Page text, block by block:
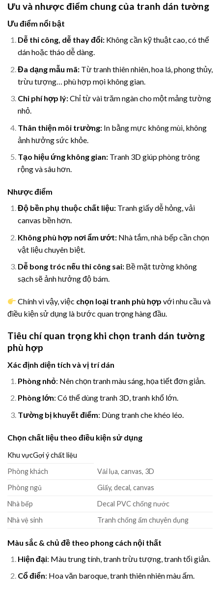
Ưu và nhược điểm chung của tranh dán tường
Ưu điểm nổi bật
Dễ thi công, dễ thay đổi:Không cần kỹ thuật cao, có thể
dán hoặc tháo dễ dàng.
Đa dạng mẫu mã:Từ tranh thiên nhiên, hoa lá, phong thủy,
trừu tượng… phù hợp mọi không gian.
Chi phí hợp lý:Chỉ từ vài trăm ngàn cho một mảng tường
nhỏ.
Thân thiện môi trường:In bằng mực không mùi, không
ảnh hưởng sức khỏe.
Tạo hiệu ứng không gian:Tranh 3D giúp phòng trông
rộng và sâu hơn.
Nhược điểm
Độ bền phụ thuộc chất liệu:Tranh giấy dễ hỏng, vải
canvas bền hơn.
Không phù hợp nơi ẩm ướt:Nhà tắm, nhà bếp cần chọn
vật liệu chuyên biệt.
Dễ bong tróc nếu thi công sai:Bề mặt tường không
sạch sẽ ảnh hưởng độ bám.
Chính vì vậy, việc chọn loại tranh phù hợp với nhu cầu và
điều kiện sử dụng là bước quan trọng hàng đầu.
Tiêu chí quan trọng khi chọn tranh dán tường
phù hợp
Xác định diện tích và vị trí dán
Phòng nhỏ: Nên chọn tranh màu sáng, họa tiết đơn giản.
Phòng lớn: Có thể dùng tranh 3D, tranh khổ lớn.
Tường bị khuyết điểm: Dùng tranh che khéo léo.
Chọn chất liệu theo điều kiện sử dụng
Khu vựcGợi ý chất liệu
Phòng khách
Vải lụa, canvas, 3D
Phòng ngủ
Giấy, decal, canvas
Nhà bếp
Decal PVC chống nước
Nhà vệ sinh
Tranh chống ẩm chuyên dụng
Màu sắc & chủ đề theo phong cách nội thất
Hiện đại: Màu trung tính, tranh trừu tượng, tranh tối giản.
Cổ điển: Hoa văn baroque, tranh thiên nhiên màu ấm.